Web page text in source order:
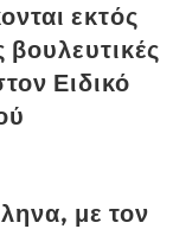
εκτός
βουλευτικές
Ειδικό
με τον